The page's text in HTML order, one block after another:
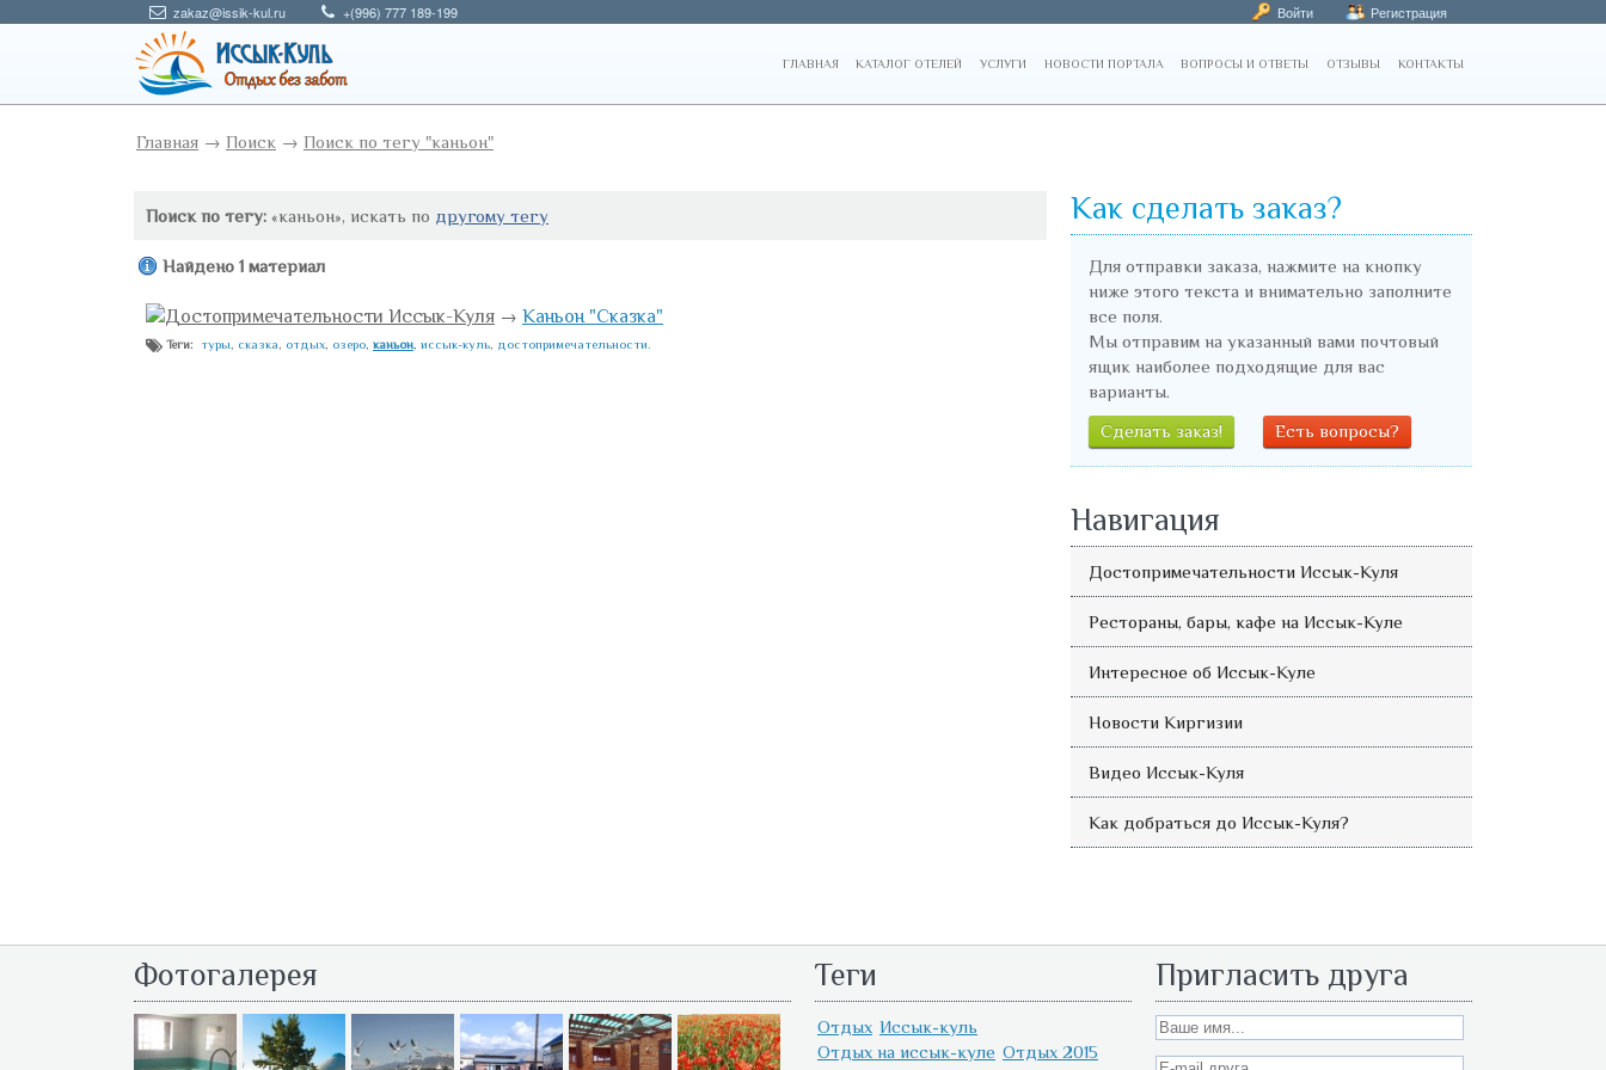
zakaz@issik-kul.ru +(996) 777 189-199 Войти Регистрация
ГЛАВНАЯ КАТАЛОГ ОТЕЛЕЙ УСЛУГИ НОВОСТИ ПОРТАЛА ВОПРОСЫ И ОТВЕТЫ ОТЗЫВЫ КОНТАКТЫ
Главная → Поиск → Поиск по тегу "каньон"
Поиск по тегу: «каньон», искать по другому тегу
Найдено 1 материал
Достопримечательности Иссык-Куля → Каньон "Сказка"
Теги: туры сказка отдых озеро каньон иссык-куль достопримечательности.
Как сделать заказ?
Для отправки заказа, нажмите на кнопку
ниже этого текста и внимательно заполните
все поля.
Мы отправим на указанный вами почтовый
ящик наиболее подходящие для вас
варианты.
Сделать заказ!
Есть вопросы?
Навигация
Достопримечательности Иссык-Куля
Рестораны, бары, кафе на Иссык-Куле
Интересное об Иссык-Куле
Новости Киргизии
Видео Иссык-Куля
Как добраться до Иссык-Куля?
Фотогалерея Теги
Отдых Иссык-куль
Отдых на иссык-куле Отдых 2015
Пригласить друга